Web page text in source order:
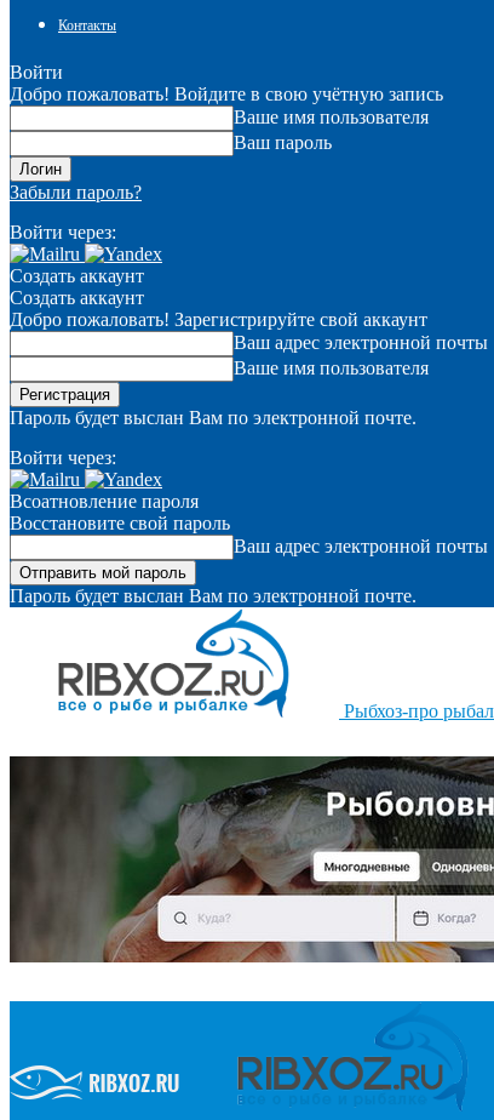
Контакты
Войти
Добро пожаловать! Войдите в свою учётную запись
Ваше имя пользователя
Ваш пароль
Забыли пароль?
Войти через:
Создать аккаунт
Создать аккаунт
Добро пожаловать! Зарегистрируйте свой аккаунт
Ваш адрес электронной почты
Ваше имя пользователя
Пароль будет выслан Вам по электронной почте.
Войти через:
Всоатновление пароля
Восстановите свой пароль
Ваш адрес электронной почты
Пароль будет выслан Вам по электронной почте.
Рыбхоз-про